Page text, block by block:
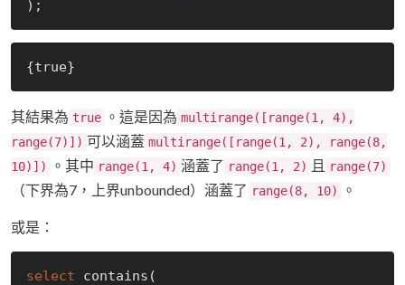
其結果為 true 。這是因為 multirange([range(1, 4),
range(7)]) 可以涵蓋 multirange([range(1, 2), range(8,
10)])
。其中 range(1, 4) 涵蓋了 range(1, 2) 且 range(7)
（下界為7，上界unbounded）涵蓋了 range(8, 10) 。
或是：
select contains(